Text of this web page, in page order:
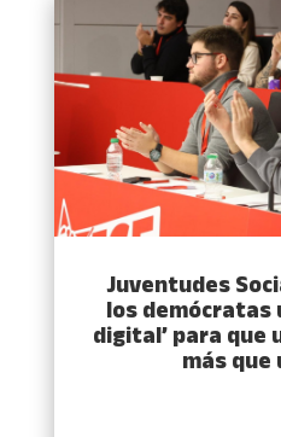
Juventudes
los demócratas
digital’ para que
más